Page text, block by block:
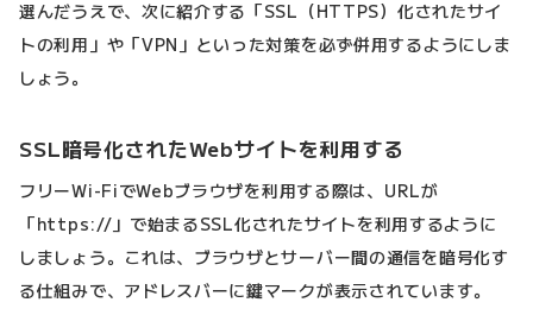
選んだうえで、次に紹介する「SSL（HTTPS）化されたサイ
トの利用」や「VPN」といった対策を必ず併用するようにしま
しょう。
SSL暗号化されたWebサイトを利用する
フリーWi-FiでWebブラウザを利用する際は、URLが
「https://」で始まるSSL化されたサイトを利用するように
しましょう。これは、ブラウザとサーバー間の通信を暗号化す
る仕組みで、アドレスバーに鍵マークが表示されています。